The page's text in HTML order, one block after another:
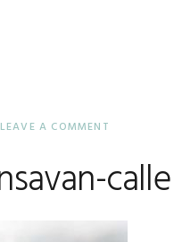
LEAVE A COMMENT
calle